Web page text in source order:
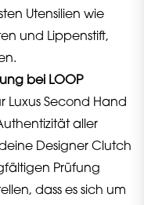
Utensilien wie
und Lippenstift,
bei LOOP
Luxus Second Hand
aller
Designer Clutch
Prüfung
dass es sich um